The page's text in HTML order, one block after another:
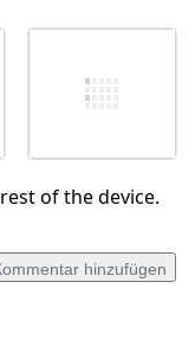
of the device.
hinzufügen